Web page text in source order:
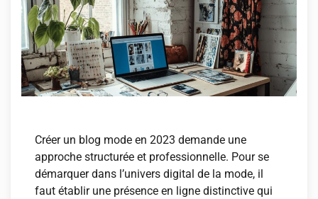
Créer un blog mode en 2023 demande une
approche structurée et professionnelle. Pour se
démarquer dans l’univers digital de la mode, il
faut établir une présence en ligne distinctive qui